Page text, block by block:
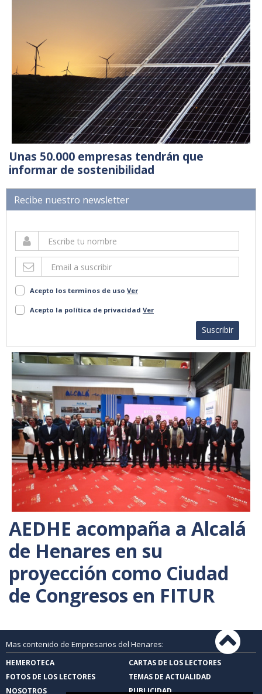
Unas 50.000 empresas tendrán que
informar de sostenibilidad
Recibe nuestro newsletter
Acepto los terminos de uso Ver
Acepto la política de privacidad Ver
Suscribir
AEDHE acompaña a Alcalá
de Henares en su
proyección como Ciudad
de Congresos en FITUR
Mas contenido de Empresarios del Henares:
HEMEROTECA
CARTAS DE LOS LECTORES
FOTOS DE LOS LECTORES
TEMAS DE ACTUALIDAD
NOSOTROS
PUBLICIDAD